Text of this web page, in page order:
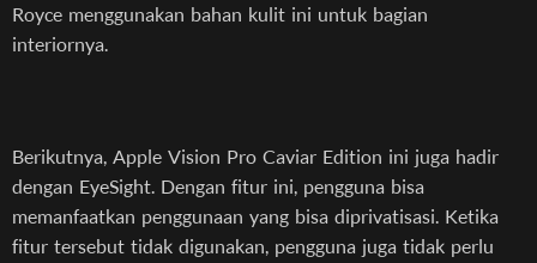
Royce menggunakan bahan kulit ini untuk bagian
interiornya.
Berikutnya, Apple Vision Pro Caviar Edition ini juga hadir
dengan EyeSight. Dengan fitur ini, pengguna bisa
memanfaatkan penggunaan yang bisa diprivatisasi. Ketika
fitur tersebut tidak digunakan, pengguna juga tidak perlu